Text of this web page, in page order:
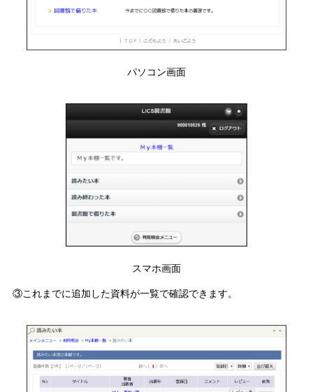
パソコン画面
スマホ画面
③これまでに追加した資料が一覧で確認できます。